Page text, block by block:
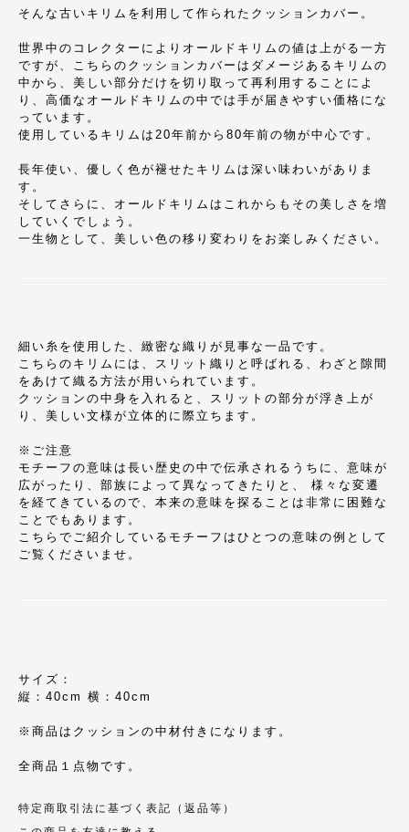
そんな古いキリムを利用して作られたクッションカバー。
世界中のコレクターによりオールドキリムの値は上がる一方
ですが、こちらのクッションカバーはダメージあるキリムの
中から、美しい部分だけを切り取って再利用することによ
り、高価なオールドキリムの中では手が届きやすい価格にな
っています。
使用しているキリムは20年前から80年前の物が中心です。
長年使い、優しく色が褪せたキリムは深い味わいがありま
す。
そしてさらに、オールドキリムはこれからもその美しさを増
していくでしょう。
一生物として、美しい色の移り変わりをお楽しみください。
細い糸を使用した、緻密な織りが見事な一品です。
こちらのキリムには、スリット織りと呼ばれる、わざと隙間
をあけて織る方法が用いられています。
クッションの中身を入れると、スリットの部分が浮き上が
り、美しい文様が立体的に際立ちます。
※ご注意
モチーフの意味は長い歴史の中で伝承されるうちに、意味が
広がったり、部族によって異なってきたりと、 様々な変遷
を経てきているので、本来の意味を探ることは非常に困難な
ことでもあります。
こちらでご紹介しているモチーフはひとつの意味の例として
ご覧くださいませ。
サイズ：
縦：40cm 横：40cm
※商品はクッションの中材付きになります。
全商品１点物です。
特定商取引法に基づく表記（返品等）